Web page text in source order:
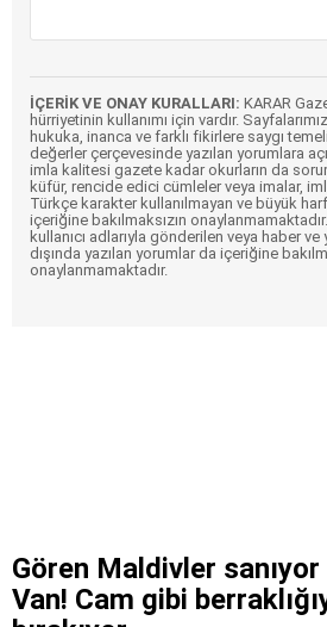
İÇERİK VE ONAY KURALLARI: KARAR
hürriyetinin kullanımı için vardır.
hukuka, inanca ve farklı fikirlere saygı
değerler çerçevesinde yazılan yorumlara
imla kalitesi gazete kadar okurların da
küfür, rencide edici cümleler veya imalar,
Türkçe karakter kullanılmayan ve büyük
içeriğine bakılmaksızın
kullanıcı adlarıyla gönderilen veya haber ve
dışında yazılan yorumlar da içeriğine
onaylanmamaktadır.
Gören Maldivler sanıyor
Van! Cam gibi